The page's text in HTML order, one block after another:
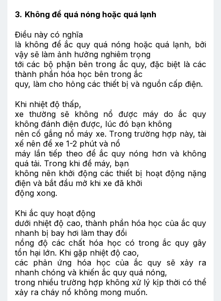
3. Không để quá nóng hoặc quá lạnh
Điều này có nghĩa
là không để ắc quy quá nóng hoặc quá lạnh, bởi
vậy sẽ làm ảnh hưởng nghiêm trọng
tới các bộ phận bên trong ắc quy, đặc biệt là các
thành phần hóa học bên trong ắc
quy, làm cho hỏng các thiết bị và nguồn cấp điện.
Khi nhiệt độ thấp,
xe thường sẽ không nổ được máy do ắc quy
không đánh điện được, lúc đó bạn không
nên cố gắng nổ máy xe. Trong trường hợp này, tài
xế nên để xe 1-2 phút và nổ
máy lần tiếp theo để ắc quy nóng hơn và không
quá tải. Trong khi đề máy, bạn
không nên khởi động các thiết bị hoạt động nặng
điện và bắt đầu mở khi xe đã khởi
động xong.
Khi ắc quy hoạt động
dưới nhiệt độ cao, thành phần hóa học của ắc quy
nhanh bị bay hơi làm thay đổi
nồng độ các chất hóa học có trong ắc quy gây
tổn hại lớn. Khi gặp nhiệt độ cao,
các phản ứng hóa học của ắc quy sẽ xảy ra
nhanh chóng và khiến ắc quy quá nóng,
trong nhiều trường hợp không xử lý kịp thời có thể
xảy ra cháy nổ không mong muốn.